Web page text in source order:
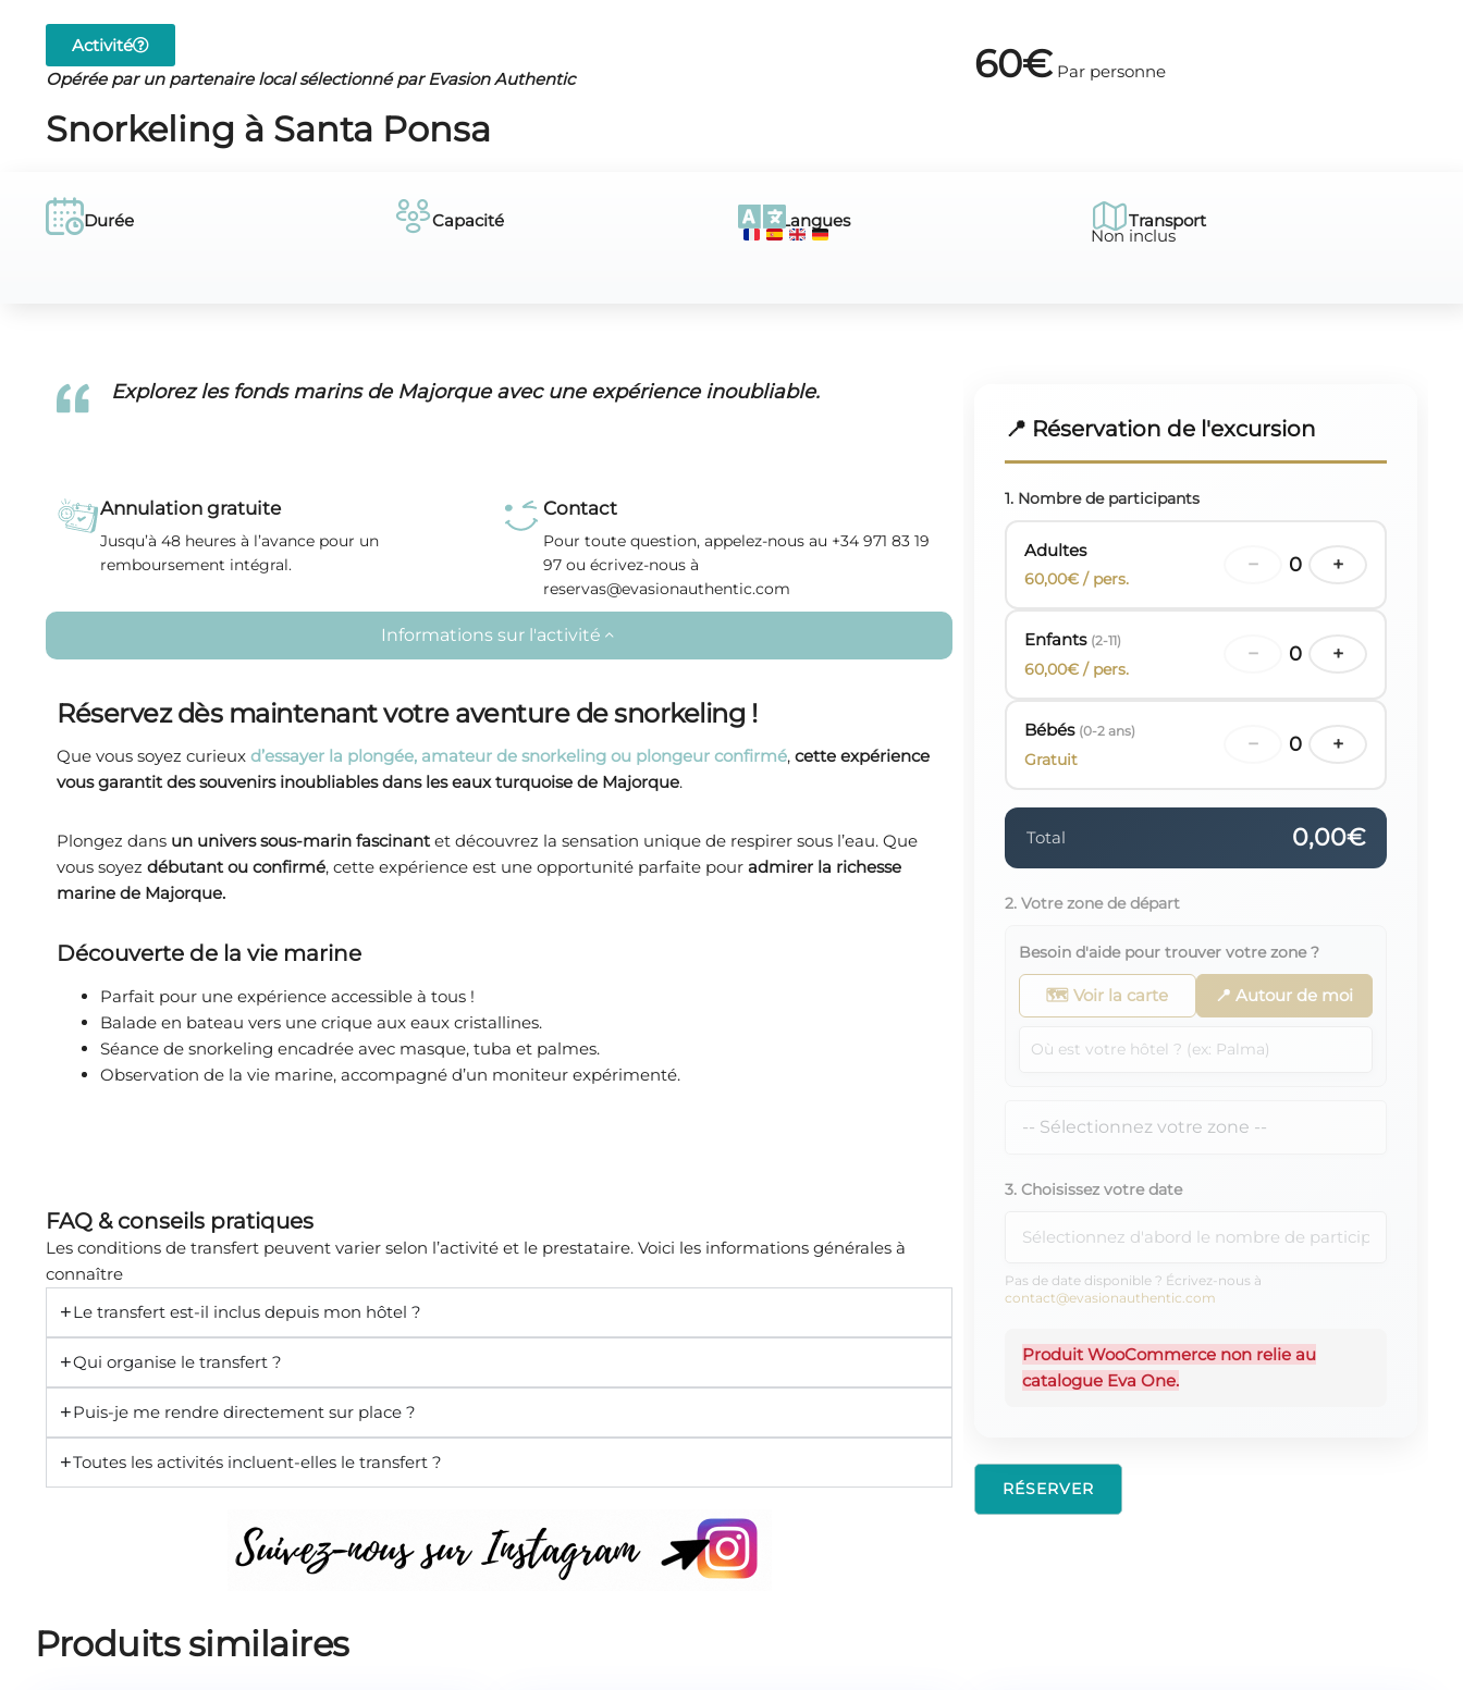
Activité
Opérée par un partenaire local sélectionné par Evasion Authentic
Snorkeling à Santa Ponsa
60€ Par personne
Durée Capacité Langues Transport
Non inclus
Explorez les fonds marins de Majorque avec une expérience inoubliable.
Annulation gratuite
Jusqu’à 48 heures à l’avance pour un
remboursement intégral.
Contact
Pour toute question, appelez-nous au +34 971 83 19
97 ou écrivez-nous à
reservas@evasionauthentic.com
Informations sur l'activité
Réservez dès maintenant votre aventure de snorkeling !
Que vous soyez curieux d’essayer la plongée, amateur de snorkeling ou plongeur confirmé, cette expérience
vous garantit des souvenirs inoubliables dans les eaux turquoise de Majorque.
Plongez dans un univers sous-marin fascinant et découvrez la sensation unique de respirer sous l’eau. Que
vous soyez débutant ou confirmé, cette expérience est une opportunité parfaite pour admirer la richesse
marine de Majorque.
Découverte de la vie marine
Parfait pour une expérience accessible à tous !
Balade en bateau vers une crique aux eaux cristallines.
Séance de snorkeling encadrée avec masque, tuba et palmes.
Observation de la vie marine, accompagné d’un moniteur expérimenté.
FAQ & conseils pratiques
Les conditions de transfert peuvent varier selon l’activité et le prestataire. Voici les informations générales à
connaître
Le transfert est-il inclus depuis mon hôtel ?
Qui organise le transfert ?
Puis-je me rendre directement sur place ?
Toutes les activités incluent-elles le transfert ?
📍 Réservation de l'excursion
1. Nombre de participants
Adultes
60,00€ / pers.
− 0 +
Enfants (2-11)
60,00€ / pers.
− 0 +
Bébés (0-2 ans)
Gratuit
− 0 +
Total 0,00€
2. Votre zone de départ
Besoin d'aide pour trouver votre zone ?
🗺️ Voir la carte 📍 Autour de moi
3. Choisissez votre date
Pas de date disponible ? Écrivez-nous à
contact@evasionauthentic.com
Produit WooCommerce non relie au
catalogue Eva One.
RÉSERVER
Produits similaires